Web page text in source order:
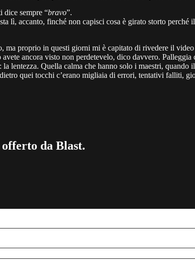
dice sempre “bravo”.
lì, accanto, finché non capisci cosa è girato storto perché
ma proprio in questi giorni mi è capitato di rivedere il
ancora visto non perdetevelo, dico davvero.
lentezza. Quella calma che hanno solo i maestri,
quei tocchi c’erano migliaia di errori, tentativi falliti,
da Blast.